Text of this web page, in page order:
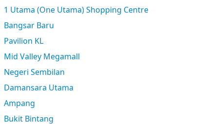
1 Utama (One Utama) Shopping Centre
Bangsar Baru
Pavilion KL
Mid Valley Megamall
Negeri Sembilan
Damansara Utama
Ampang
Bukit Bintang